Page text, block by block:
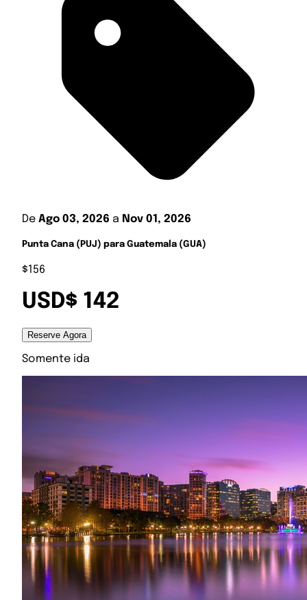
De Ago 03, 2026 a Nov 01, 2026
Punta Cana (PUJ) para Guatemala (GUA)
$156
USD$ 142
Reserve Agora
Somente ida